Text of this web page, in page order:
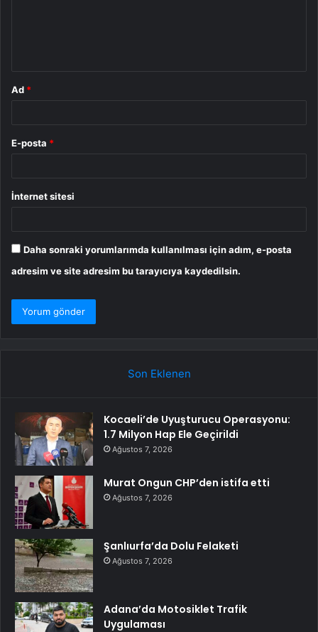
Ad *
E-posta *
İnternet sitesi
Daha sonraki yorumlarımda kullanılması için adım, e-posta
adresim ve site adresim bu tarayıcıya kaydedilsin.
Son Eklenen
Kocaeli’de Uyuşturucu Operasyonu:
1.7 Milyon Hap Ele Geçirildi
Ağustos 7, 2026
Murat Ongun CHP’den istifa etti
Ağustos 7, 2026
Şanlıurfa’da Dolu Felaketi
Ağustos 7, 2026
Adana’da Motosiklet Trafik
Uygulaması